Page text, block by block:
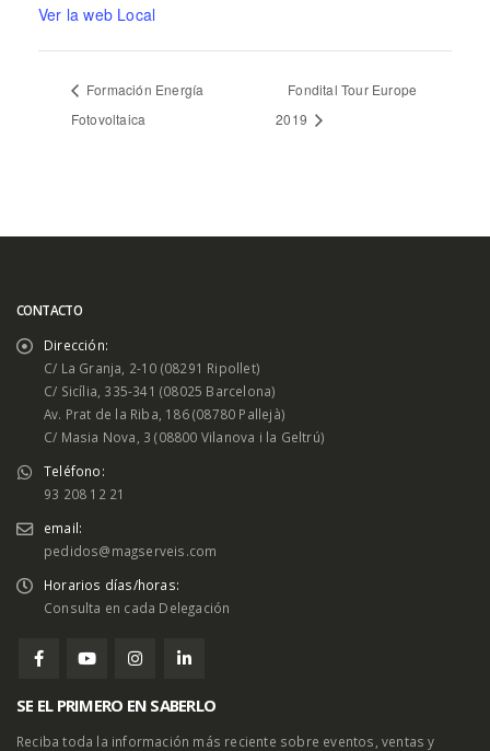
Ver la web Local
Formación Energía
Fotovoltaica
Fondital Tour Europe
2019
CONTACTO
Dirección:
C/ La Granja, 2-10 (08291 Ripollet)
C/ Sicília, 335-341 (08025 Barcelona)
Av. Prat de la Riba, 186 (08780 Pallejà)
C/ Masia Nova, 3 (08800 Vilanova i la Geltrú)
Teléfono:
93 208 12 21
email:
pedidos@magserveis.com
Horarios días/horas:
Consulta en cada Delegación
SE EL PRIMERO EN SABERLO
Reciba toda la información más reciente sobre eventos, ventas y